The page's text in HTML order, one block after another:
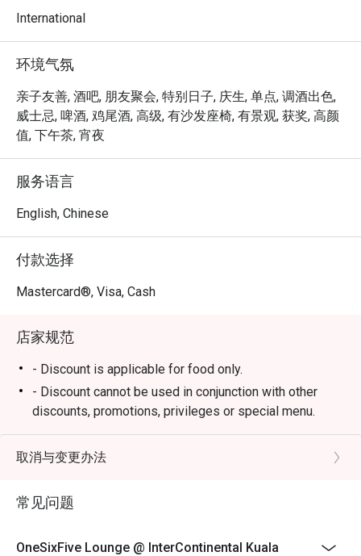
打造的避风港，也是所有渴望在吉隆坡市中心品味高雅国
无论您是想前来享用一顿简便晚餐，或惬意地度过一个悠
长夜晚，这里的体验都将让您毕生难忘：
餐厅的镇店之宝，无疑是那份层层叠叠、如艺术品般的精
致下午茶，集结了各式甜咸美点。然而，精彩远不止于
级三明治到暖心小点，非常适合与朋友分享。在享用美食
的同时，窗外令人屏息的热带花园与层叠瀑布景致尽收眼
底，营造出难以忘怀的用餐氛围，加上无可挑剔的贴心服
无论是想享受一场高雅的下午茶、进行一场静谧的商务会
谈，或只是寻觅一处远离尘嚣的宁静角落，这里都是您的
International
环境气氛
亲子友善, 酒吧, 朋友聚会, 特别日子, 庆生, 单点, 调酒出色,
威士忌, 啤酒, 鸡尾酒, 高级, 有沙发座椅, 有景观, 获奖, 高颜
值, 下午茶, 宵夜
服务语言
English, Chinese
付款选择
Mastercard®, Visa, Cash
店家规范
- Discount is applicable for food only.
- Discount cannot be used in conjunction with other
discounts, promotions, privileges or special menu.
- Discount is not applicable for High Tea Set
- Images shown are for illustration purposes only
取消与变更办法
常见问题
OneSixFive Lounge @ InterContinental Kuala